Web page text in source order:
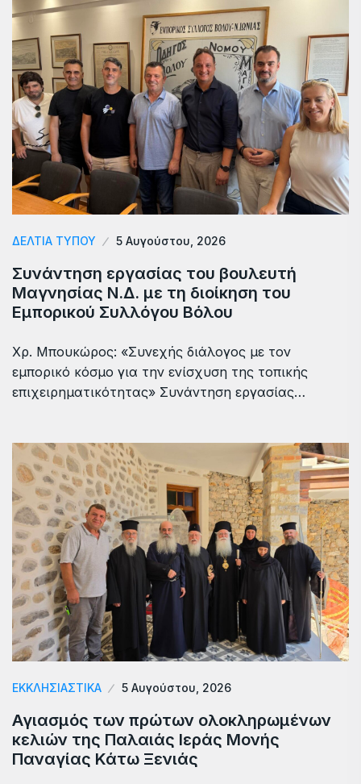
ΔΕΛΤΙΑ ΤΥΠΟΥ 5 Αυγούστου, 2026
Συνάντηση εργασίας του βουλευτή
Μαγνησίας Ν.Δ. με τη διοίκηση του
Εμπορικού Συλλόγου Βόλου
Χρ. Μπουκώρος: «Συνεχής διάλογος με τον
εμπορικό κόσμο για την ενίσχυση της τοπικής
επιχειρηματικότητας» Συνάντηση εργασίας…
ΕΚΚΛΗΣΙΑΣΤΙΚΑ 5 Αυγούστου, 2026
Αγιασμός των πρώτων ολοκληρωμένων
κελιών της Παλαιάς Ιεράς Μονής
Παναγίας Κάτω Ξενιάς